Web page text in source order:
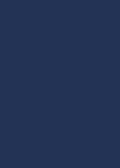
se houver
de progesterona
faz com que a
isto é, ocorrendo a
assertivas abaixo: I.
a endometriose
aumentando a
de forma
com a consequente
GnRH no tratamento
com